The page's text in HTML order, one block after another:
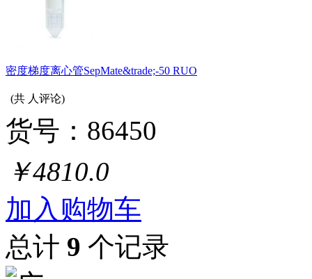
密度梯度离心管SepMate&trade;-50 RUO
(共 人评论)
货号：86450
￥4810.0
加入购物车
总计 9 个记录